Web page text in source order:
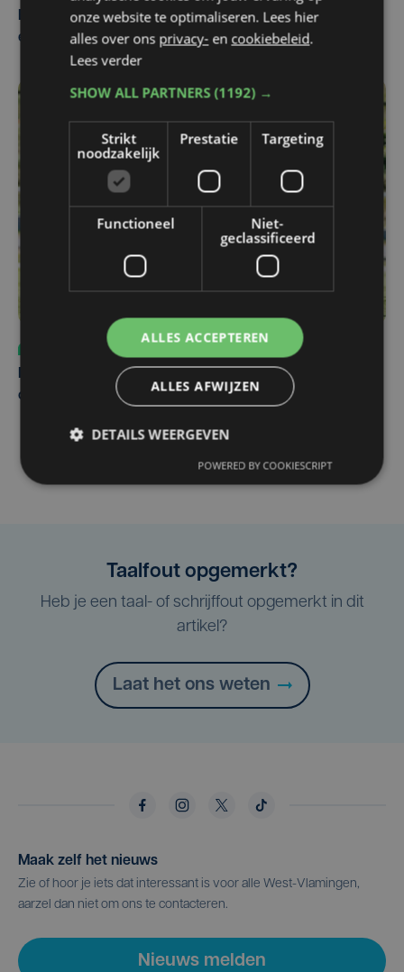
Belgisch Solar Team met West-Vlamingen wint voor
eerst in VS
vr 31 juli | 12:46
Net voor kraker tegen Essevee: match van KV Kortrijk
op Anderlecht uitgesteld door Europees voetbal
Taalfout opgemerkt?
Heb je een taal- of schrijffout opgemerkt in dit
artikel?
Laat het ons weten
Maak zelf het nieuws
Zie of hoor je iets dat interessant is voor alle West-Vlamingen,
aarzel dan niet om ons te contacteren.
Nieuws melden
onze website te optimaliseren. Lees hier
alles over ons privacy- en cookiebeleid.
Lees verder
SHOW ALL PARTNERS(1192) →
Strikt
noodzakelijk
Prestatie Targeting
Functioneel
Niet-
geclassificeerd
ALLES ACCEPTEREN
ALLES AFWIJZEN
DETAILS WEERGEVEN
POWERED BY COOKIESCRIPT